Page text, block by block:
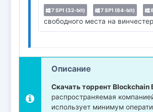
7 SP1 (32-bit) 7 SP1 (64-bit)
свободного места на
Описание
Скачать торрент Blockchain
распространяемая
использует минимум